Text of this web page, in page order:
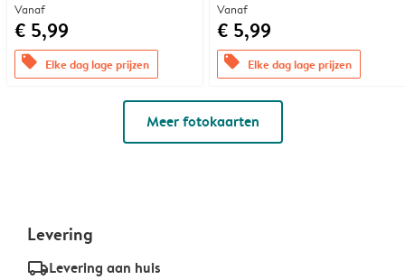
Vanaf
€ 5,99
offers Elke dag lage prijzen
Vanaf
€ 5,99
offers Elke dag lage prijzen
Meer fotokaarten
Levering
delivery_standard_v2Levering aan huis